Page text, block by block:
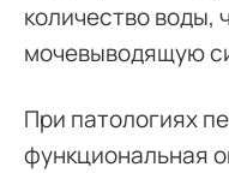
количество воды,
мочевыводящую
При патологиях
функциональная